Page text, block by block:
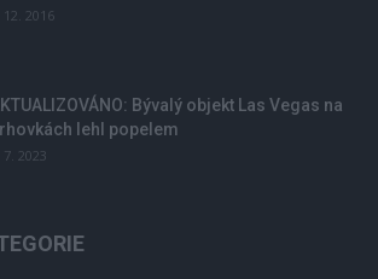
12. 2016
Bývalý objekt Las Vegas na
lehl popelem
7. 2023